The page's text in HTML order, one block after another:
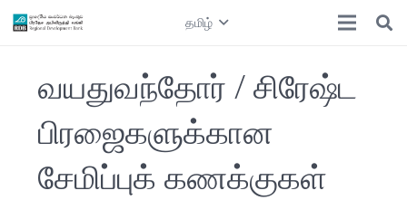
தமிழ்
வயதுவந்தோர் / சிரேஷ்ட
பிரஜைகளுக்கான
சேமிப்புக் கணக்குகள்